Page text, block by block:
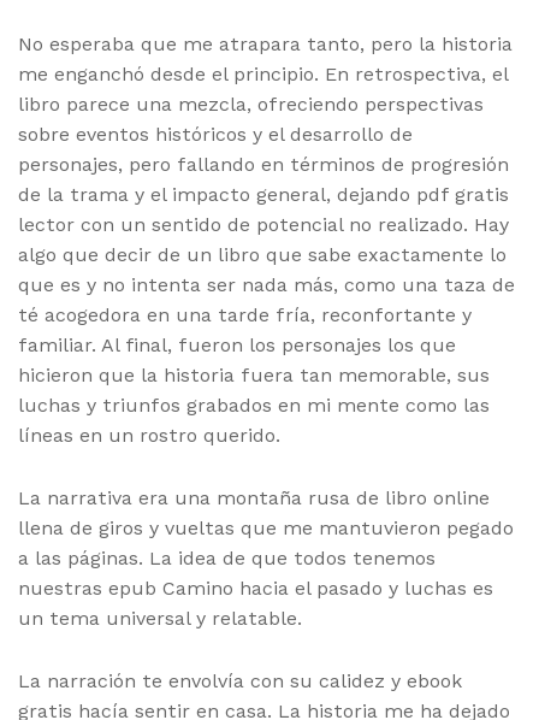
No esperaba que me atrapara tanto, pero la historia
me enganchó desde el principio. En retrospectiva, el
libro parece una mezcla, ofreciendo perspectivas
sobre eventos históricos y el desarrollo de
personajes, pero fallando en términos de progresión
de la trama y el impacto general, dejando pdf gratis
lector con un sentido de potencial no realizado. Hay
algo que decir de un libro que sabe exactamente lo
que es y no intenta ser nada más, como una taza de
té acogedora en una tarde fría, reconfortante y
familiar. Al final, fueron los personajes los que
hicieron que la historia fuera tan memorable, sus
luchas y triunfos grabados en mi mente como las
líneas en un rostro querido.
La narrativa era una montaña rusa de libro online​
llena de giros y vueltas que me mantuvieron pegado
a las páginas. La idea de que todos tenemos
nuestras epub Camino hacia el pasado y luchas es
un tema universal y relatable.
La narración te envolvía con su calidez y ebook
gratis hacía sentir en casa. La historia me ha dejado